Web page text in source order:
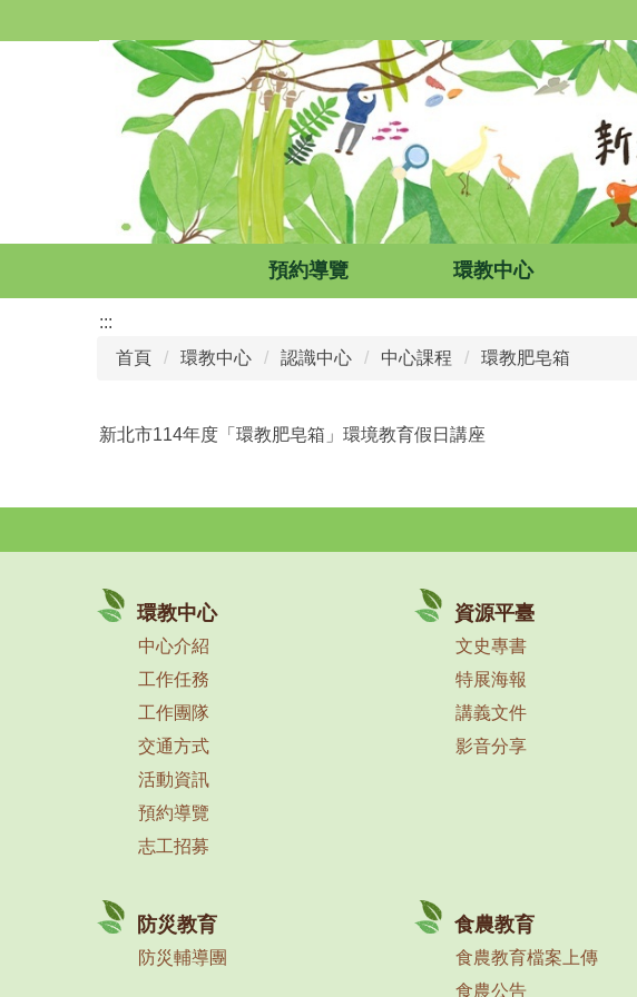
到
預約導覽 環教中心
:::
首頁
環教中心 認識中心 中心課程 環教肥皂箱
新北市114年度「環教肥皂箱」環境教育假日講座
環教中心
中心介紹
工作任務
工作團隊
交通方式
活動資訊
預約導覽
志工招募
資源平臺
文史專書
特展海報
講義文件
影音分享
防災教育
防災輔導團
食農教育
食農教育檔案上傳
食農公告